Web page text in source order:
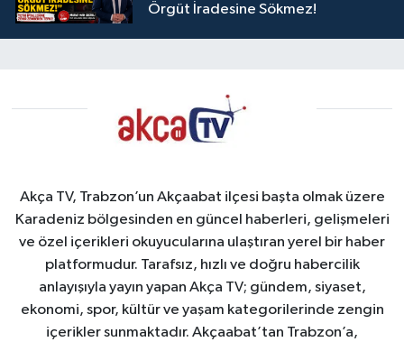
Örgüt İradesine Sökmez!
Akça TV, Trabzon’un Akçaabat ilçesi başta olmak üzere
Karadeniz bölgesinden en güncel haberleri, gelişmeleri
ve özel içerikleri okuyucularına ulaştıran yerel bir haber
platformudur. Tarafsız, hızlı ve doğru habercilik
anlayışıyla yayın yapan Akça TV; gündem, siyaset,
ekonomi, spor, kültür ve yaşam kategorilerinde zengin
içerikler sunmaktadır. Akçaabat’tan Trabzon’a,